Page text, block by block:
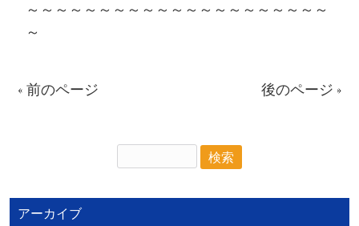
～～～～～～～～～～～～～～～～～～～～～
～
« 前のページ 後のページ »
アーカイブ